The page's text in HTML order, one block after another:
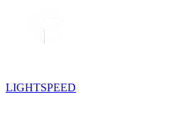
LIGHTSPEED